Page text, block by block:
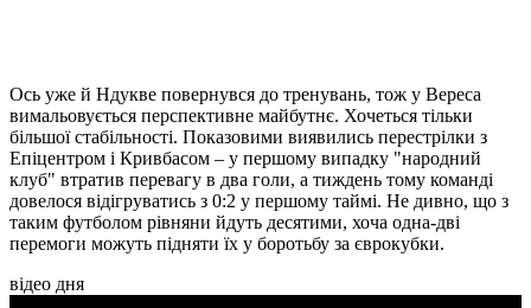
Ось уже й Ндукве повернувся до тренувань, тож у Вереса
вимальовується перспективне майбутнє. Хочеться тільки
більшої стабільності. Показовими виявились перестрілки з
Епіцентром і Кривбасом – у першому випадку "народний
клуб" втратив перевагу в два голи, а тиждень тому команді
довелося відігруватись з 0:2 у першому таймі. Не дивно, що з
таким футболом рівняни йдуть десятими, хоча одна-дві
перемоги можуть підняти їх у боротьбу за єврокубки.
відео дня